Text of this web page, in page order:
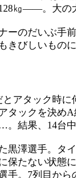
㎏――。大の
ーのだいぶ手
きびしいもの
アタック時
タックを決め
結果、14台
黒澤選手。タ
保たない状態
手。7列目か